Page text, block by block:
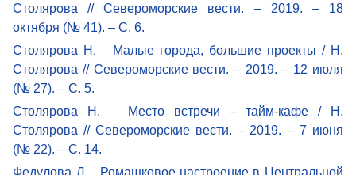
Столярова // Североморские вести. – 2019. – 18
октября (№ 41). – С. 6.
Столярова Н. Малые города, большие проекты / Н.
Столярова // Североморские вести. – 2019. – 12 июля
(№ 27). – С. 5.
Столярова Н. Место встречи – тайм-кафе / Н.
Столярова // Североморские вести. – 2019. – 7 июня
(№ 22). – С. 14.
Федулова Л. Ромашковое настроение в Центральной